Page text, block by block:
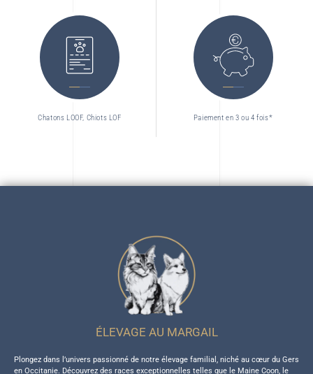
Chatons LOOF, Chiots LOF Paiement en 3 ou 4 fois*
ÉLEVAGE AU MARGAIL
Plongez dans l’univers passionné de notre élevage familial, niché au cœur du Gers
en Occitanie. Découvrez des races exceptionnelles telles que le Maine Coon, le